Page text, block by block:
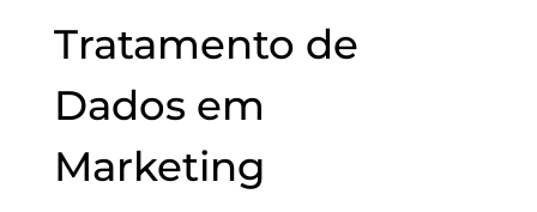
Tratamento de
Dados em
Marketing